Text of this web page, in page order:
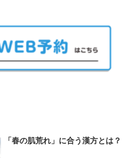
「春の肌荒れ」に合う漢方とは？